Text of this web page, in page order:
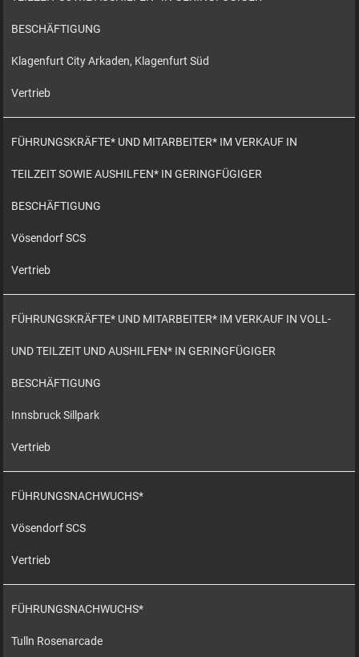
BESCHÄFTIGUNG
Klagenfurt City Arkaden, Klagenfurt Süd
Vertrieb
FÜHRUNGSKRÄFTE* UND MITARBEITER* IM VERKAUF IN
TEILZEIT SOWIE AUSHILFEN* IN GERINGFÜGIGER
BESCHÄFTIGUNG
Vösendorf SCS
Vertrieb
FÜHRUNGSKRÄFTE* UND MITARBEITER* IM VERKAUF IN VOLL-
UND TEILZEIT UND AUSHILFEN* IN GERINGFÜGIGER
BESCHÄFTIGUNG
Innsbruck Sillpark
Vertrieb
FÜHRUNGSNACHWUCHS*
Vösendorf SCS
Vertrieb
FÜHRUNGSNACHWUCHS*
Tulln Rosenarcade